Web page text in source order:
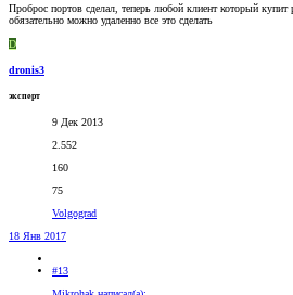
Проброс портов сделал, теперь любой клиент который купит
обязательно можно удаленно все это сделать
D
dronis3
эксперт
9 Дек 2013
2.552
160
75
Volgograd
18 Янв 2017
#13